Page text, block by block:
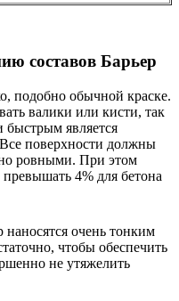
составов Барьер
подобно обычной краске.
валики или кисти, так
является
поверхности должны
ровными. При этом
4% для бетона
очень тонким
чтобы обеспечить
не утяжелить